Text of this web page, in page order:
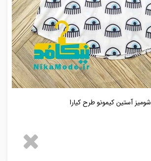
شومیز آستین کیمونو طرح کیارا